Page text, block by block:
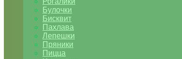
Булочки
Бисквит
Пахлава
Лепешки
Пряники
Пицца